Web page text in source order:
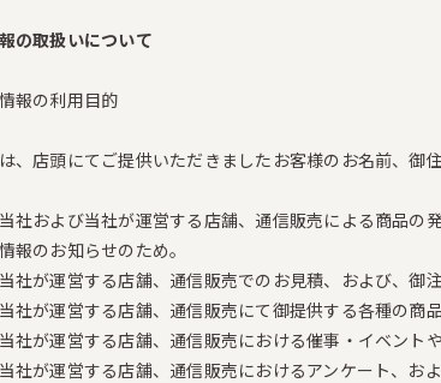
の取扱いについて
報の利用目的
、店頭にてご提供いただきましたお客様のお名前、御
当社および当社が運営する店舗、通信販売による商品
報のお知らせのため。
当社が運営する店舗、通信販売でのお見積、および、御
当社が運営する店舗、通信販売にて御提供する各種の
当社が運営する店舗、通信販売における催事・イベント
当社が運営する店舗、通信販売におけるアンケート、